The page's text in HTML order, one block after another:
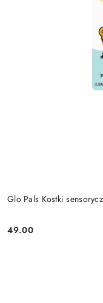
Glo Pals Kostki
Cena:
49.00